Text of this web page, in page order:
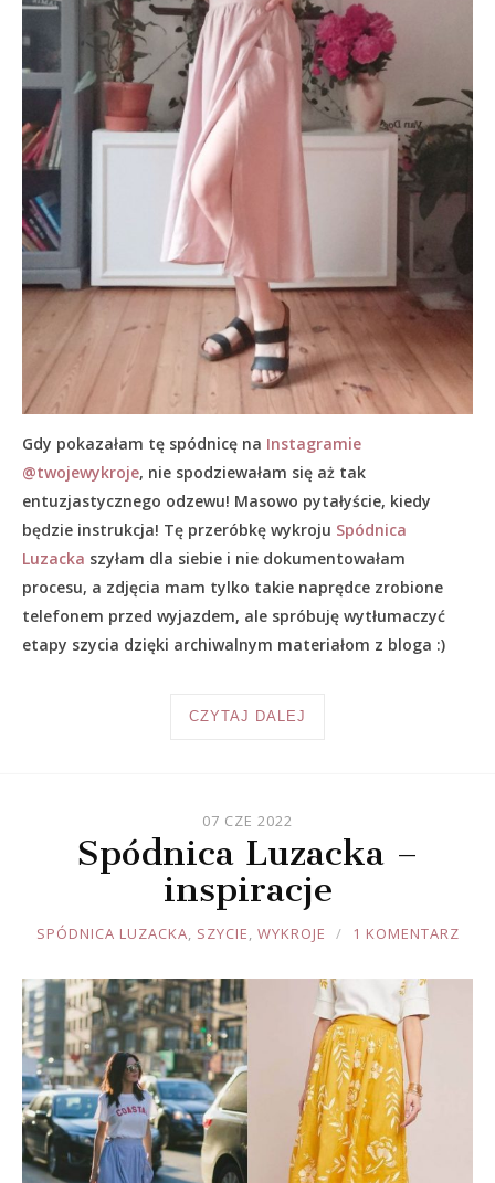
Gdy pokazałam tę spódnicę na Instagramie
@twojewykroje, nie spodziewałam się aż tak
entuzjastycznego odzewu! Masowo pytałyście, kiedy
będzie instrukcja! Tę przeróbkę wykroju Spódnica
Luzacka szyłam dla siebie i nie dokumentowałam
procesu, a zdjęcia mam tylko takie naprędce zrobione
telefonem przed wyjazdem, ale spróbuję wytłumaczyć
etapy szycia dzięki archiwalnym materiałom z bloga :)
CZYTAJ DALEJ
07 CZE 2022
Spódnica Luzacka –
inspiracje
JOULE
SPÓDNICA LUZACKA, SZYCIE, WYKROJE 1 KOMENTARZ